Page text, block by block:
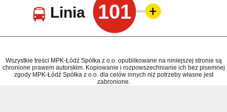
Linia 101
Wszystkie treści MPK-Łódź Spółka z o.o. opublikowane na niniejszej stronie są
chronione prawem autorskim. Kopiowanie i rozpowszechnianie ich bez pisemnej
zgody MPK-Łódź Spółka z o.o. dla celów innych niż potrzeby własne jest
zabronione.